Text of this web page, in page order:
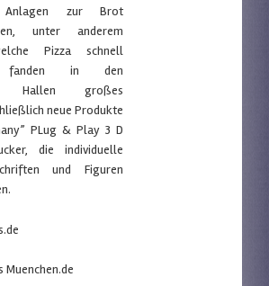
Anlagen zur Brot
unter anderem
Pizza schnell
fanden in den
Hallen großes
neue Produkte
PLug & Play 3 D
die individuelle
und Figuren